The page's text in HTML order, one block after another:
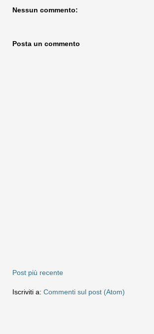
Nessun commento:
Posta un commento
Post più recente
Iscriviti a: Commenti sul post (Atom)